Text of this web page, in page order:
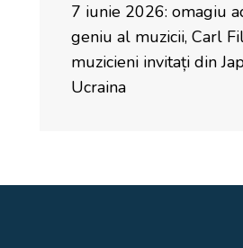
7 iunie 2026: omagiu
geniu al muzicii, Carl
muzicieni invitați din
Ucraina